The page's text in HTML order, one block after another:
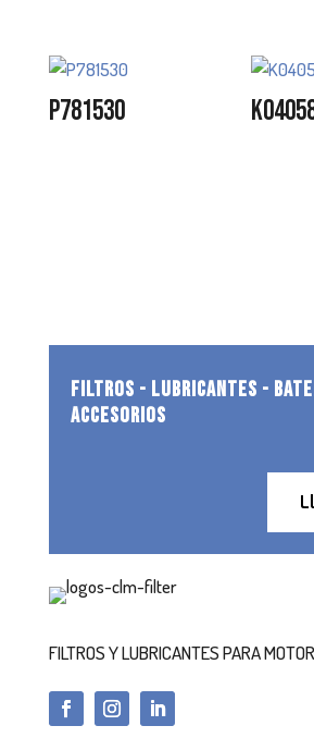
P781530
FILTROS - LUBRICANTES -
ACCESORIOS
FILTROS Y LUBRICANTES PARA